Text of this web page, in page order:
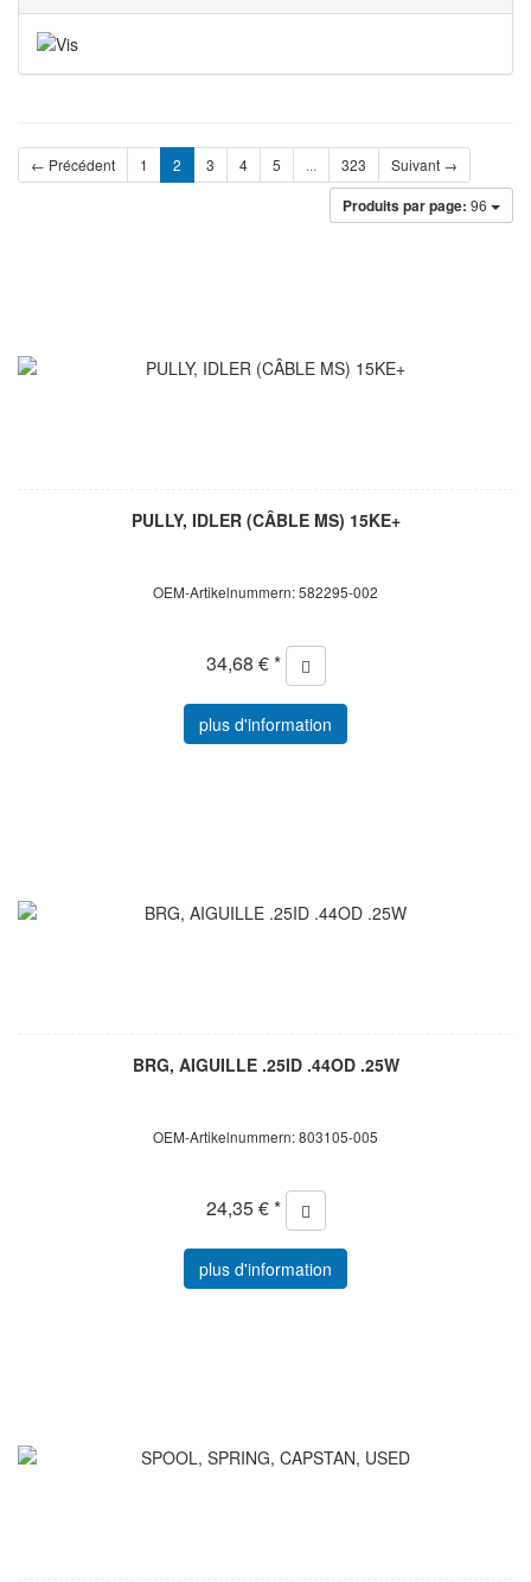
← Précédent 1 2 3 4 5 ... 323 Suivant →
Produits par page: 96
PULLY, IDLER (CÂBLE MS) 15KE+
OEM-Artikelnummern: 582295-002
34,68 € *
plus d'information
BRG, AIGUILLE .25ID .44OD .25W
OEM-Artikelnummern: 803105-005
24,35 € *
plus d'information